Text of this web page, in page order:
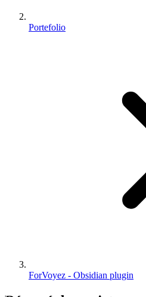
Portefolio
ForVoyez - Obsidian plugin